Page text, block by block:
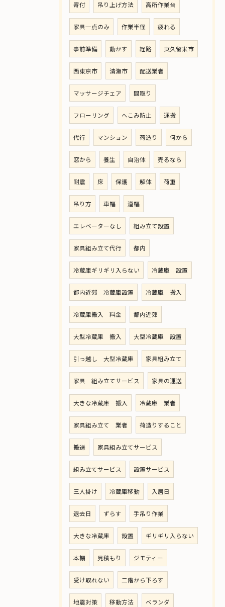
寄付 吊り上げ方法 高所作業台
家具一点のみ 作業半径 疲れる
事前準備 動かす 経路 東久留米市
西東京市 清瀬市 配送業者
マッサージチェア 間取り
フローリング へこみ防止 運搬
代行 マンション 荷造り 何から
窓から 養生 自治体 売るなら
耐震 床 保護 解体 荷重
吊り方 車幅 道幅
エレベーターなし 組み立て設置
家具組み立て代行 都内
冷蔵庫ギリギリ入らない 冷蔵庫 設置
都内近郊 冷蔵庫設置 冷蔵庫 搬入
冷蔵庫搬入 料金 都内近郊
大型冷蔵庫 搬入 大型冷蔵庫 設置
引っ越し 大型冷蔵庫 家具組み立て
家具 組み立てサービス 家具の運送
大きな冷蔵庫 搬入 冷蔵庫 業者
家具組み立て 業者 荷造りすること
搬送 家具組み立てサービス
組み立てサービス 設置サービス
三人掛け 冷蔵庫移動 入居日
退去日 ずらす 手吊り作業
大きな冷蔵庫 設置 ギリギリ入らない
本棚 見積もり ジモティー
受け取れない 二階から下ろす
地震対策 移動方法 ベランダ